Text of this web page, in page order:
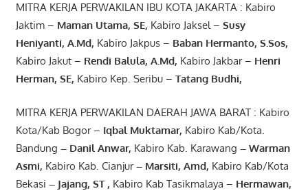
MITRA KERJA PERWAKILAN IBU KOTA JAKARTA : Kabiro
Jaktim – Maman Utama, SE, Kabiro Jaksel – Susy
Heniyanti, A.Md, Kabiro Jakpus – Baban Hermanto, S.Sos,
Kabiro Jakut – Rendi Balula, A.Md, Kabiro Jakbar – Henri
Herman, SE, Kabiro Kep. Seribu – Tatang Budhi,
MITRA KERJA PERWAKILAN DAERAH JAWA BARAT : Kabiro
Kota/Kab Bogor – Iqbal Muktamar, Kabiro Kab/Kota.
Bandung – Danil Anwar, Kabiro Kab. Karawang –Warman
Asmi, Kabiro Kab. Cianjur– Marsiti, Amd, Kabiro Kab/Kota
Bekasi – Jajang, ST , Kabiro Kab Tasikmalaya – Hermawan,